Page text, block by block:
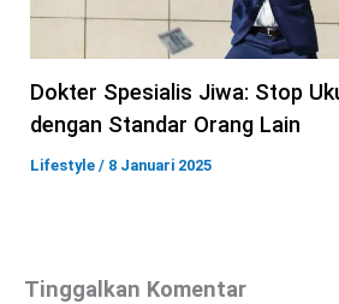
Dokter Spesialis Jiwa: Stop
dengan Standar Orang Lain
Lifestyle / 8 Januari 2025
Tinggalkan Komentar